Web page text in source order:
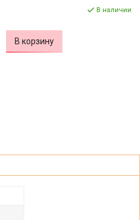
В наличии
В корзину